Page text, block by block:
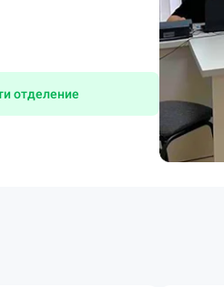
отделение